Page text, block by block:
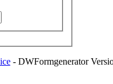
- DWFormgenerator